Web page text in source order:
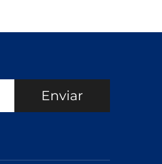
Enviar